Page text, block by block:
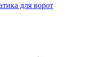
для ворот